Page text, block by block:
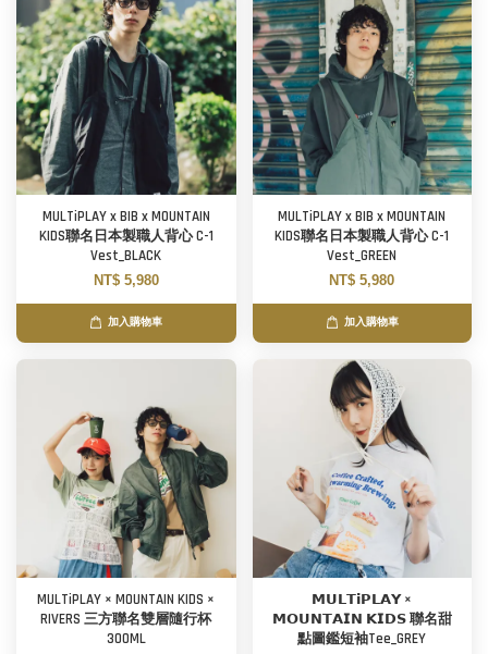
MULTiPLAY x BIB x MOUNTAIN
KIDS聯名日本製職人背心 C-1
Vest_BLACK
NT$ 5,980
加入購物車
MULTiPLAY x BIB x MOUNTAIN
KIDS聯名日本製職人背心 C-1
Vest_GREEN
NT$ 5,980
加入購物車
MULTiPLAY × MOUNTAIN KIDS ×
RIVERS 三方聯名雙層隨行杯
300ML
𝗠𝗨𝗟𝗧𝗶𝗣𝗟𝗔𝗬 ×
𝗠𝗢𝗨𝗡𝗧𝗔𝗜𝗡 𝗞𝗜𝗗𝗦 聯名甜
點圖鑑短袖Tee_GREY